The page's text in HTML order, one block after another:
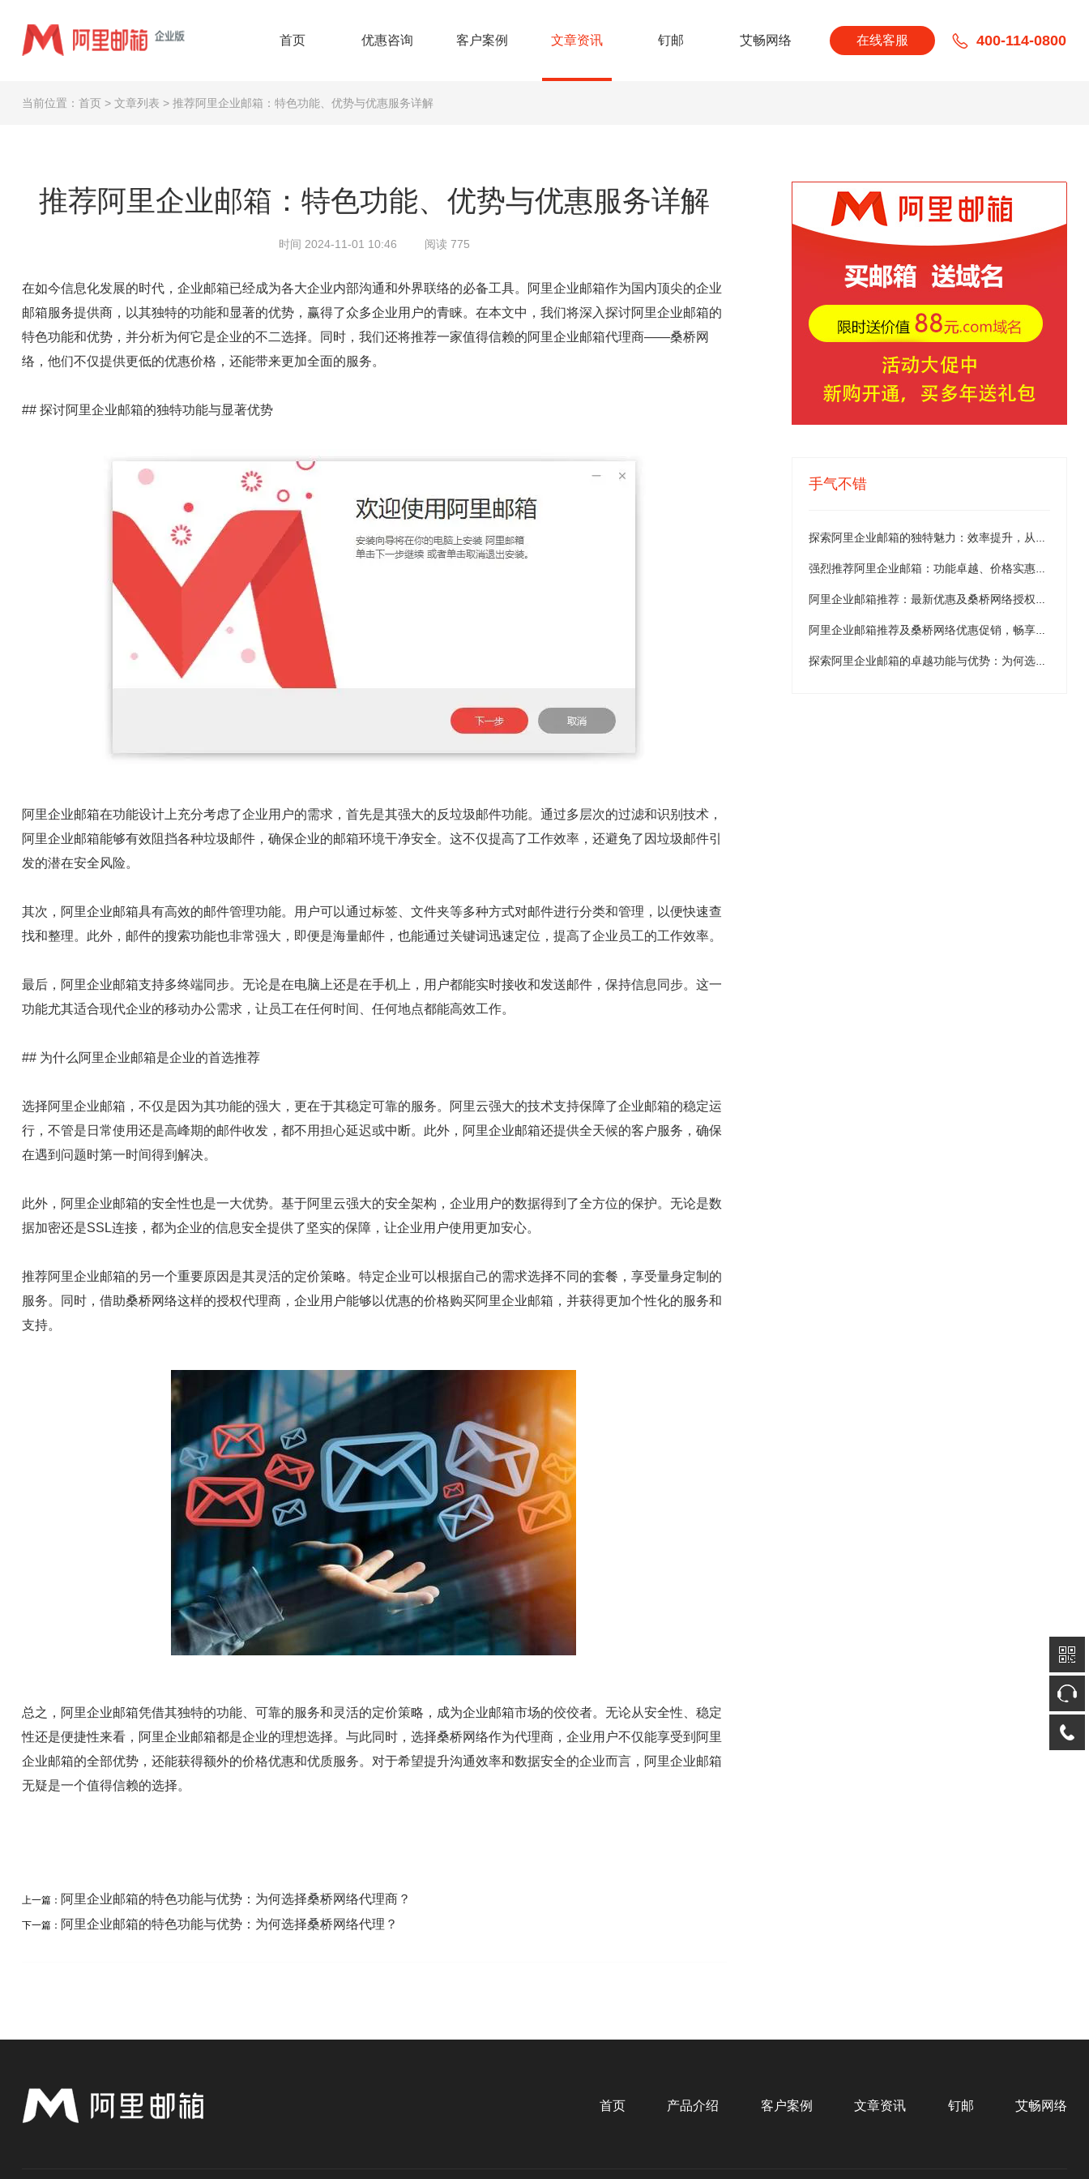
首页 优惠咨询 客户案例 文章资讯 钉邮 艾畅网络 在线客服 400-114-0800
当前位置： 首页> 文章列表 > 推荐阿里企业邮箱：特色功能、优势与优惠服务详解
推荐阿里企业邮箱：特色功能、优势与优惠服务详解
时间 2024-11-01 10:46 阅读 775
在如今信息化发展的时代，企业邮箱已经成为各大企业内部沟通和外界联络的必备工具。阿里企业邮箱作为国内顶尖的企业
邮箱服务提供商，以其独特的功能和显著的优势，赢得了众多企业用户的青睐。在本文中，我们将深入探讨阿里企业邮箱的
特色功能和优势，并分析为何它是企业的不二选择。同时，我们还将推荐一家值得信赖的阿里企业邮箱代理商——桑桥网
络，他们不仅提供更低的优惠价格，还能带来更加全面的服务。
## 探讨阿里企业邮箱的独特功能与显著优势
阿里企业邮箱在功能设计上充分考虑了企业用户的需求，首先是其强大的反垃圾邮件功能。通过多层次的过滤和识别技术，
阿里企业邮箱能够有效阻挡各种垃圾邮件，确保企业的邮箱环境干净安全。这不仅提高了工作效率，还避免了因垃圾邮件引
发的潜在安全风险。
其次，阿里企业邮箱具有高效的邮件管理功能。用户可以通过标签、文件夹等多种方式对邮件进行分类和管理，以便快速查
找和整理。此外，邮件的搜索功能也非常强大，即便是海量邮件，也能通过关键词迅速定位，提高了企业员工的工作效率。
最后，阿里企业邮箱支持多终端同步。无论是在电脑上还是在手机上，用户都能实时接收和发送邮件，保持信息同步。这一
功能尤其适合现代企业的移动办公需求，让员工在任何时间、任何地点都能高效工作。
## 为什么阿里企业邮箱是企业的首选推荐
选择阿里企业邮箱，不仅是因为其功能的强大，更在于其稳定可靠的服务。阿里云强大的技术支持保障了企业邮箱的稳定运
行，不管是日常使用还是高峰期的邮件收发，都不用担心延迟或中断。此外，阿里企业邮箱还提供全天候的客户服务，确保
在遇到问题时第一时间得到解决。
此外，阿里企业邮箱的安全性也是一大优势。基于阿里云强大的安全架构，企业用户的数据得到了全方位的保护。无论是数
据加密还是SSL连接，都为企业的信息安全提供了坚实的保障，让企业用户使用更加安心。
推荐阿里企业邮箱的另一个重要原因是其灵活的定价策略。特定企业可以根据自己的需求选择不同的套餐，享受量身定制的
服务。同时，借助桑桥网络这样的授权代理商，企业用户能够以优惠的价格购买阿里企业邮箱，并获得更加个性化的服务和
支持。
总之，阿里企业邮箱凭借其独特的功能、可靠的服务和灵活的定价策略，成为企业邮箱市场的佼佼者。无论从安全性、稳定
性还是便捷性来看，阿里企业邮箱都是企业的理想选择。与此同时，选择桑桥网络作为代理商，企业用户不仅能享受到阿里
企业邮箱的全部优势，还能获得额外的价格优惠和优质服务。对于希望提升沟通效率和数据安全的企业而言，阿里企业邮箱
无疑是一个值得信赖的选择。
上一篇： 阿里企业邮箱的特色功能与优势：为何选择桑桥网络代理商？
下一篇： 阿里企业邮箱的特色功能与优势：为何选择桑桥网络代理？
手气不错
探索阿里企业邮箱的独特魅力：效率提升，从选择桑桥网络开始
强烈推荐阿里企业邮箱：功能卓越、价格实惠、转移便捷！
阿里企业邮箱推荐：最新优惠及桑桥网络授权代理商解析
阿里企业邮箱推荐及桑桥网络优惠促销，畅享高效办公体验
探索阿里企业邮箱的卓越功能与优势：为何选择桑桥网络优质服务
首页 产品介绍 客户案例 文章资讯 钉邮 艾畅网络